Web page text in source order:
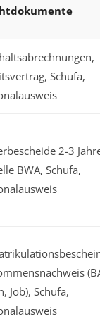
Schufa,
2-3
BWA, Schufa,
Job), Schufa,